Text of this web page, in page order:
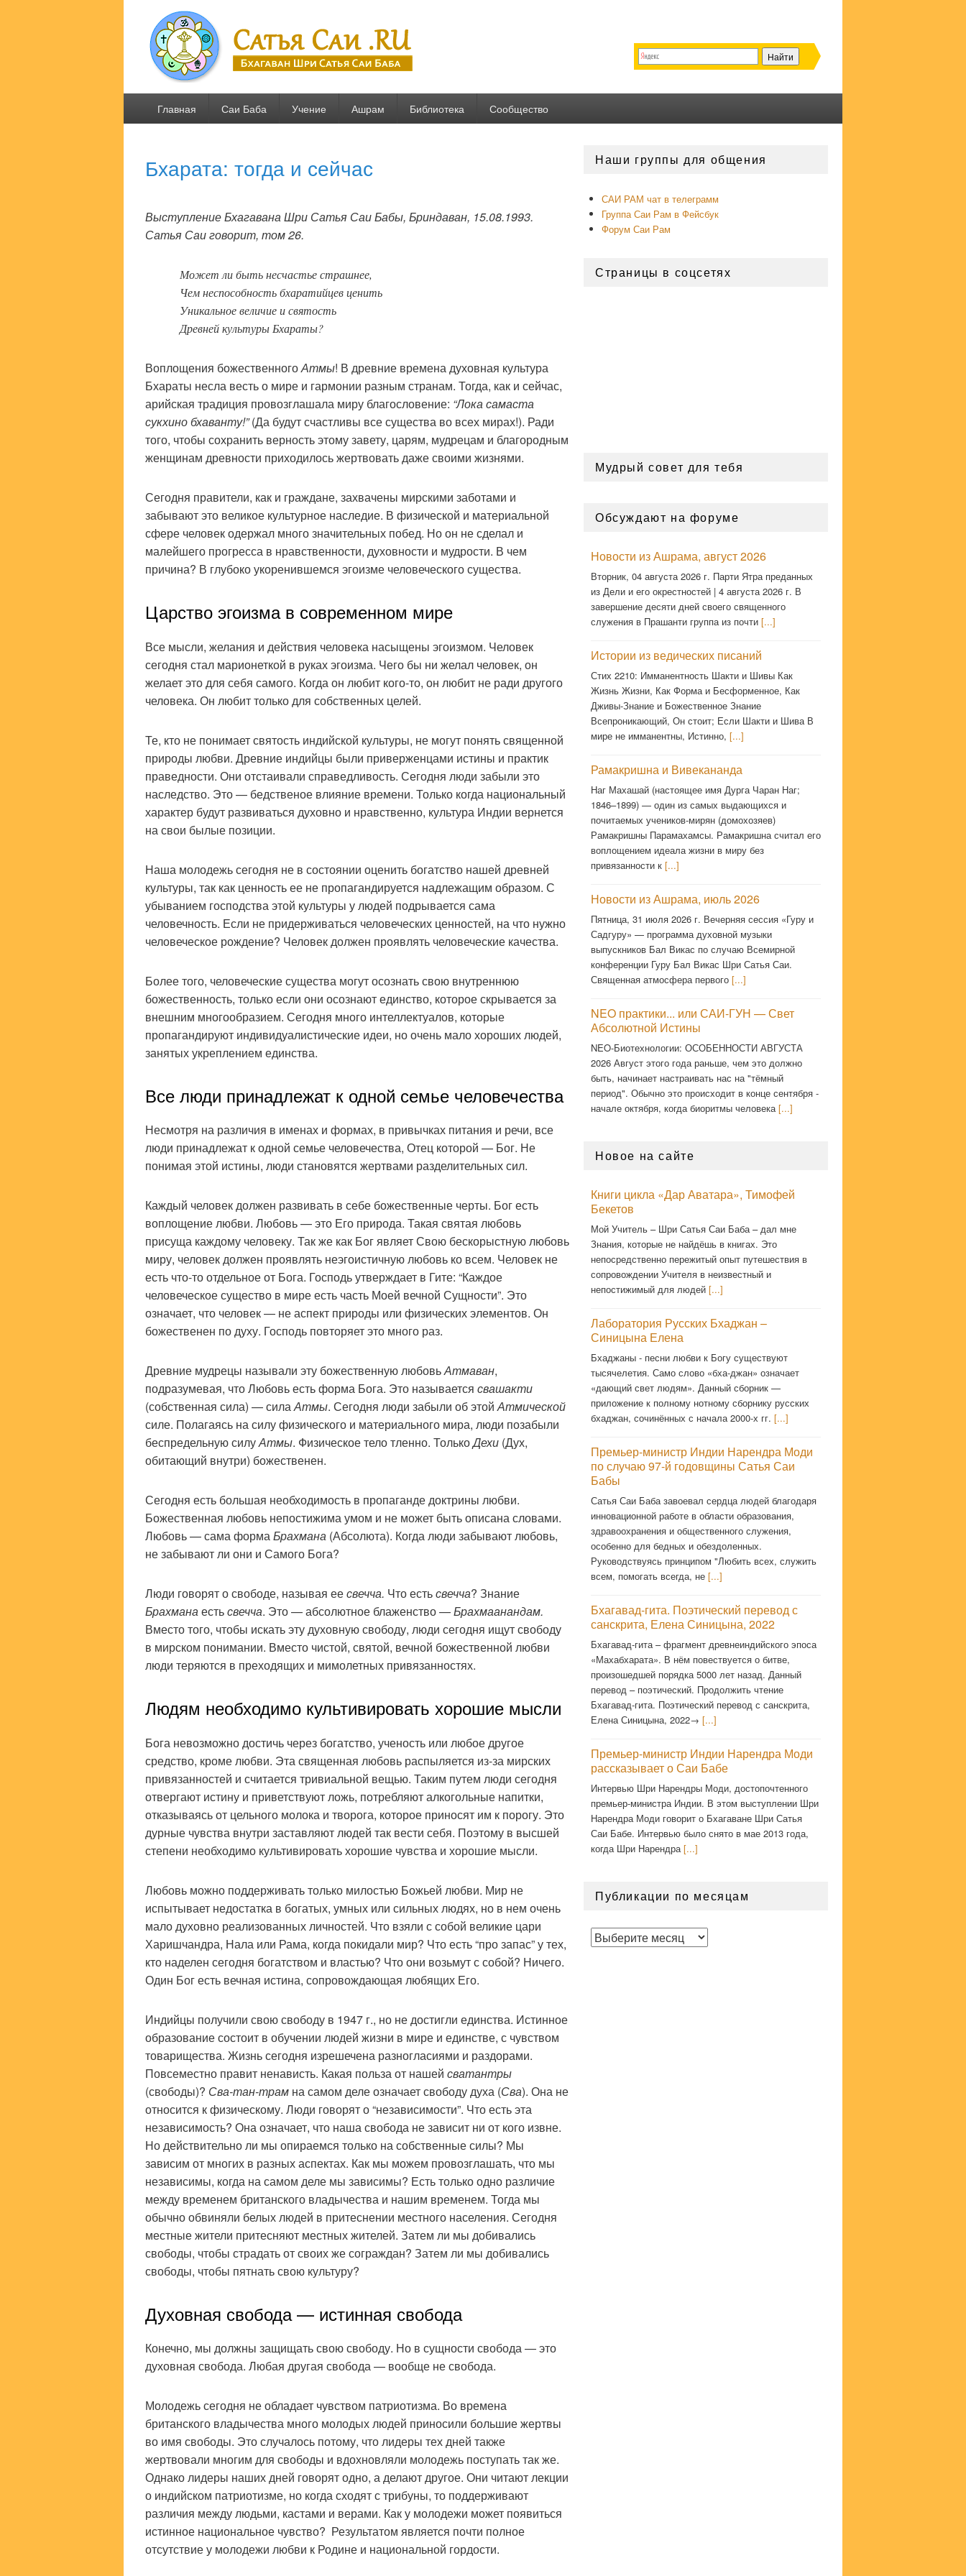
Сатья Саи .RU
Бхагаван Шри Сатья Саи Баба
Главная Саи Баба Учение Ашрам Библиотека Сообщество
Бхарата: тогда и сейчас
Выступление Бхагавана Шри Сатья Саи Бабы, Бриндаван, 15.08.1993.
Сатья Саи говорит, том 26.
Может ли быть несчастье страшнее,
Чем неспособность бхаратийцев ценить
Уникальное величие и святость
Древней культуры Бхараты?
Воплощения божественногоАтмы! В древние времена духовная культура
Бхараты несла весть о мире и гармонии разным странам. Тогда, как и сейчас,
арийская традиция провозглашала миру благословение: “Лока самаста
сукхино бхаванту!”(Да будут счастливы все существа во всех мирах!). Ради
того, чтобы сохранить верность этому завету, царям, мудрецам и благородным
женщинам древности приходилось жертвовать даже своими жизнями.
Сегодня правители, как и граждане, захвачены мирскими заботами и
забывают это великое культурное наследие. В физической и материальной
сфере человек одержал много значительных побед. Но он не сделал и
малейшего прогресса в нравственности, духовности и мудрости. В чем
причина? В глубоко укоренившемся эгоизме человеческого существа.
Царство эгоизма в современном мире
Все мысли, желания и действия человека насыщены эгоизмом. Человек
сегодня стал марионеткой в руках эгоизма. Чего бы ни желал человек, он
желает это для себя самого. Когда он любит кого-то, он любит не ради другого
человека. Он любит только для собственных целей.
Те, кто не понимает святость индийской культуры, не могут понять священной
природы любви. Древние индийцы были приверженцами истины и практик
праведности. Они отстаивали справедливость. Сегодня люди забыли это
наследство. Это — бедственое влияние времени. Только когда национальный
характер будут развиваться духовно и нравственно, культура Индии вернется
на свои былые позиции.
Наша молодежь сегодня не в состоянии оценить богатство нашей древней
культуры, так как ценность ее не пропагандируется надлежащим образом. С
убыванием господства этой культуры у людей подрывается сама
человечность. Если не придерживаться человеческих ценностей, на что нужно
человеческое рождение? Человек должен проявлять человеческие качества.
Более того, человеческие существа могут осознать свою внутреннюю
божественность, только если они осознают единство, которое скрывается за
внешним многообразием. Сегодня много интеллектуалов, которые
пропагандируют индивидуалистические идеи, но очень мало хороших людей,
занятых укреплением единства.
Все люди принадлежат к одной семье человечества
Несмотря на различия в именах и формах, в привычках питания и речи, все
люди принадлежат к одной семье человечества, Отец которой — Бог. Не
понимая этой истины, люди становятся жертвами разделительных сил.
Каждый человек должен развивать в себе божественные черты. Бог есть
воплощение любви. Любовь — это Его природа. Такая святая любовь
присуща каждому человеку. Так же как Бог являет Свою бескорыстную любовь
миру, человек должен проявлять неэгоистичную любовь ко всем. Человек не
есть что-то отдельное от Бога. Господь утверждает в Гите: “Каждое
человеческое существо в мире есть часть Моей вечной Сущности”. Это
означает, что человек — не аспект природы или физических элементов. Он
божественен по духу. Господь повторяет это много раз.
Древние мудрецы называли эту божественную любовьАтмаван,
подразумевая, что Любовь есть форма Бога. Это называется свашакти
(собственная сила) — силаАтмы. Сегодня люди забыли об этойАтмической
силе. Полагаясь на силу физического и материального мира, люди позабыли
беспредельную силуАтмы. Физическое тело тленно. ТолькоДехи (Дух,
обитающий внутри) божественен.
Сегодня есть большая необходимость в пропаганде доктрины любви.
Божественная любовь непостижима умом и не может быть описана словами.
Любовь — сама формаБрахмана (Абсолюта). Когда люди забывают любовь,
не забывают ли они и Самого Бога?
Люди говорят о свободе, называя еесвечча. Что естьсвечча? Знание
Брахманаестьсвечча. Это — абсолютное блаженство —Брахмаанандам.
Вместо того, чтобы искать эту духовную свободу, люди сегодня ищут свободу
в мирском понимании. Вместо чистой, святой, вечной божественной любви
люди теряются в преходящих и мимолетных привязанностях.
Людям необходимо культивировать хорошие мысли
Бога невозможно достичь через богатство, ученость или любое другое
средство, кроме любви. Эта священная любовь распыляется из-за мирских
привязанностей и считается тривиальной вещью. Таким путем люди сегодня
отвергают истину и приветствуют ложь, потребляют алкогольные напитки,
отказываясь от цельного молока и творога, которое приносят им к порогу. Это
дурные чувства внутри заставляют людей так вести себя. Поэтому в высшей
степени необходимо культивировать хорошие чувства и хорошие мысли.
Любовь можно поддерживать только милостью Божьей любви. Мир не
испытывает недостатка в богатых, умных или сильных людях, но в нем очень
мало духовно реализованных личностей. Что взяли с собой великие цари
Харишчандра, Нала или Рама, когда покидали мир? Что есть “про запас” у тех,
кто наделен сегодня богатством и властью? Что они возьмут с собой? Ничего.
Один Бог есть вечная истина, сопровождающая любящих Его.
Индийцы получили свою свободу в 1947 г., но не достигли единства. Истинное
образование состоит в обучении людей жизни в мире и единстве, с чувством
товарищества. Жизнь сегодня изрешечена разногласиями и раздорами.
Повсеместно правит ненависть. Какая польза от нашей сватантры
(свободы)? Сва-тан-трам на самом деле означает свободу духа (Сва). Она не
относится к физическому. Люди говорят о “независимости”. Что есть эта
независимость? Она означает, что наша свобода не зависит ни от кого извне.
Но действительно ли мы опираемся только на собственные силы? Мы
зависим от многих в разных аспектах. Как мы можем провозглашать, что мы
независимы, когда на самом деле мы зависимы? Есть только одно различие
между временем британского владычества и нашим временем. Тогда мы
обычно обвиняли белых людей в притеснении местного населения. Сегодня
местные жители притесняют местных жителей. Затем ли мы добивались
свободы, чтобы страдать от своих же сограждан? Затем ли мы добивались
свободы, чтобы пятнать свою культуру?
Духовная свобода — истинная свобода
Конечно, мы должны защищать свою свободу. Но в сущности свобода — это
духовная свобода. Любая другая свобода — вообще не свобода.
Молодежь сегодня не обладает чувством патриотизма. Во времена
британского владычества много молодых людей приносили большие жертвы
во имя свободы. Это случалось потому, что лидеры тех дней также
жертвовали многим для свободы и вдохновляли молодежь поступать так же.
Однако лидеры наших дней говорят одно, а делают другое. Они читают лекции
о индийском патриотизме, но когда сходят с трибуны, то поддерживают
различия между людьми, кастами и верами. Как у молодежи может появиться
истинное национальное чувство? Результатом является почти полное
отсутствие у молодежи любви к Родине и национальной гордости.
основной
Наши группы для общения
САИ РАМ чат в телеграмм
Группа Саи Рам в Фейсбук
Форум Саи Рам
Страницы в соцсетях
Мудрый совет для тебя
Обсуждают на форуме
Новости из Ашрама, август 2026
Вторник, 04 августа 2026 г. Парти Ятра преданных
из Дели и его окрестностей | 4 августа 2026 г. В
завершение десяти дней своего священного
служения в Прашанти группа из почти [...]
Истории из ведических писаний
Стих 2210: Имманентность Шакти и Шивы Как
Жизнь Жизни, Как Форма и Бесформенное, Как
Дживы-Знание и Божественное Знание
Всепроникающий, Он стоит; Если Шакти и Шива В
мире не имманентны, Истинно, [...]
Рамакришна и Вивекананда
Наг Махашай (настоящее имя Дурга Чаран Наг;
1846–1899) — один из самых выдающихся и
почитаемых учеников-мирян (домохозяев)
Рамакришны Парамахамсы. Рамакришна считал его
воплощением идеала жизни в миру без
привязанности к [...]
Новости из Ашрама, июль 2026
Пятница, 31 июля 2026 г. Вечерняя сессия «Гуру и
Садгуру» — программа духовной музыки
выпускников Бал Викас по случаю Всемирной
конференции Гуру Бал Викас Шри Сатья Саи.
Священная атмосфера первого [...]
NEO практики... или САИ-ГУН — Свет
Абсолютной Истины
NEO-Биотехнологии: ОСОБЕННОСТИ АВГУСТА
2026 Август этого года раньше, чем это должно
быть, начинает настраивать нас на "тёмный
период". Обычно это происходит в конце сентября -
начале октября, когда биоритмы человека [...]
Новое на сайте
Книги цикла «Дар Аватара», Тимофей
Бекетов
Мой Учитель – Шри Сатья Саи Баба – дал мне
Знания, которые не найдёшь в книгах. Это
непосредственно пережитый опыт путешествия в
сопровождении Учителя в неизвестный и
непостижимый для людей [...]
Лаборатория Русских Бхаджан –
Синицына Елена
Бхаджаны - песни любви к Богу существуют
тысячелетия. Само слово «бха-джан» означает
«дающий свет людям». Данный сборник —
приложение к полному нотному сборнику русских
бхаджан, сочинённых с начала 2000-х гг. [...]
Премьер-министр Индии Нарендра Моди
по случаю 97-й годовщины Сатья Саи
Бабы
Сатья Саи Баба завоевал сердца людей благодаря
инновационной работе в области образования,
здравоохранения и общественного служения,
особенно для бедных и обездоленных.
Руководствуясь принципом "Любить всех, служить
всем, помогать всегда, не [...]
Бхагавад-гита. Поэтический перевод с
санскрита, Елена Синицына, 2022
Бхагавад-гита – фрагмент древнеиндийского эпоса
«Махабхарата». В нём повествуется о битве,
произошедшей порядка 5000 лет назад. Данный
перевод – поэтический. Продолжить чтение
Бхагавад-гита. Поэтический перевод с санскрита,
Елена Синицына, 2022→ [...]
Премьер-министр Индии Нарендра Моди
рассказывает о Саи Бабе
Интервью Шри Нарендры Моди, достопочтенного
премьер-министра Индии. В этом выступлении Шри
Нарендра Моди говорит о Бхагаване Шри Сатья
Саи Бабе. Интервью было снято в мае 2013 года,
когда Шри Нарендра [...]
Публикации по месяцам
Публикации
по